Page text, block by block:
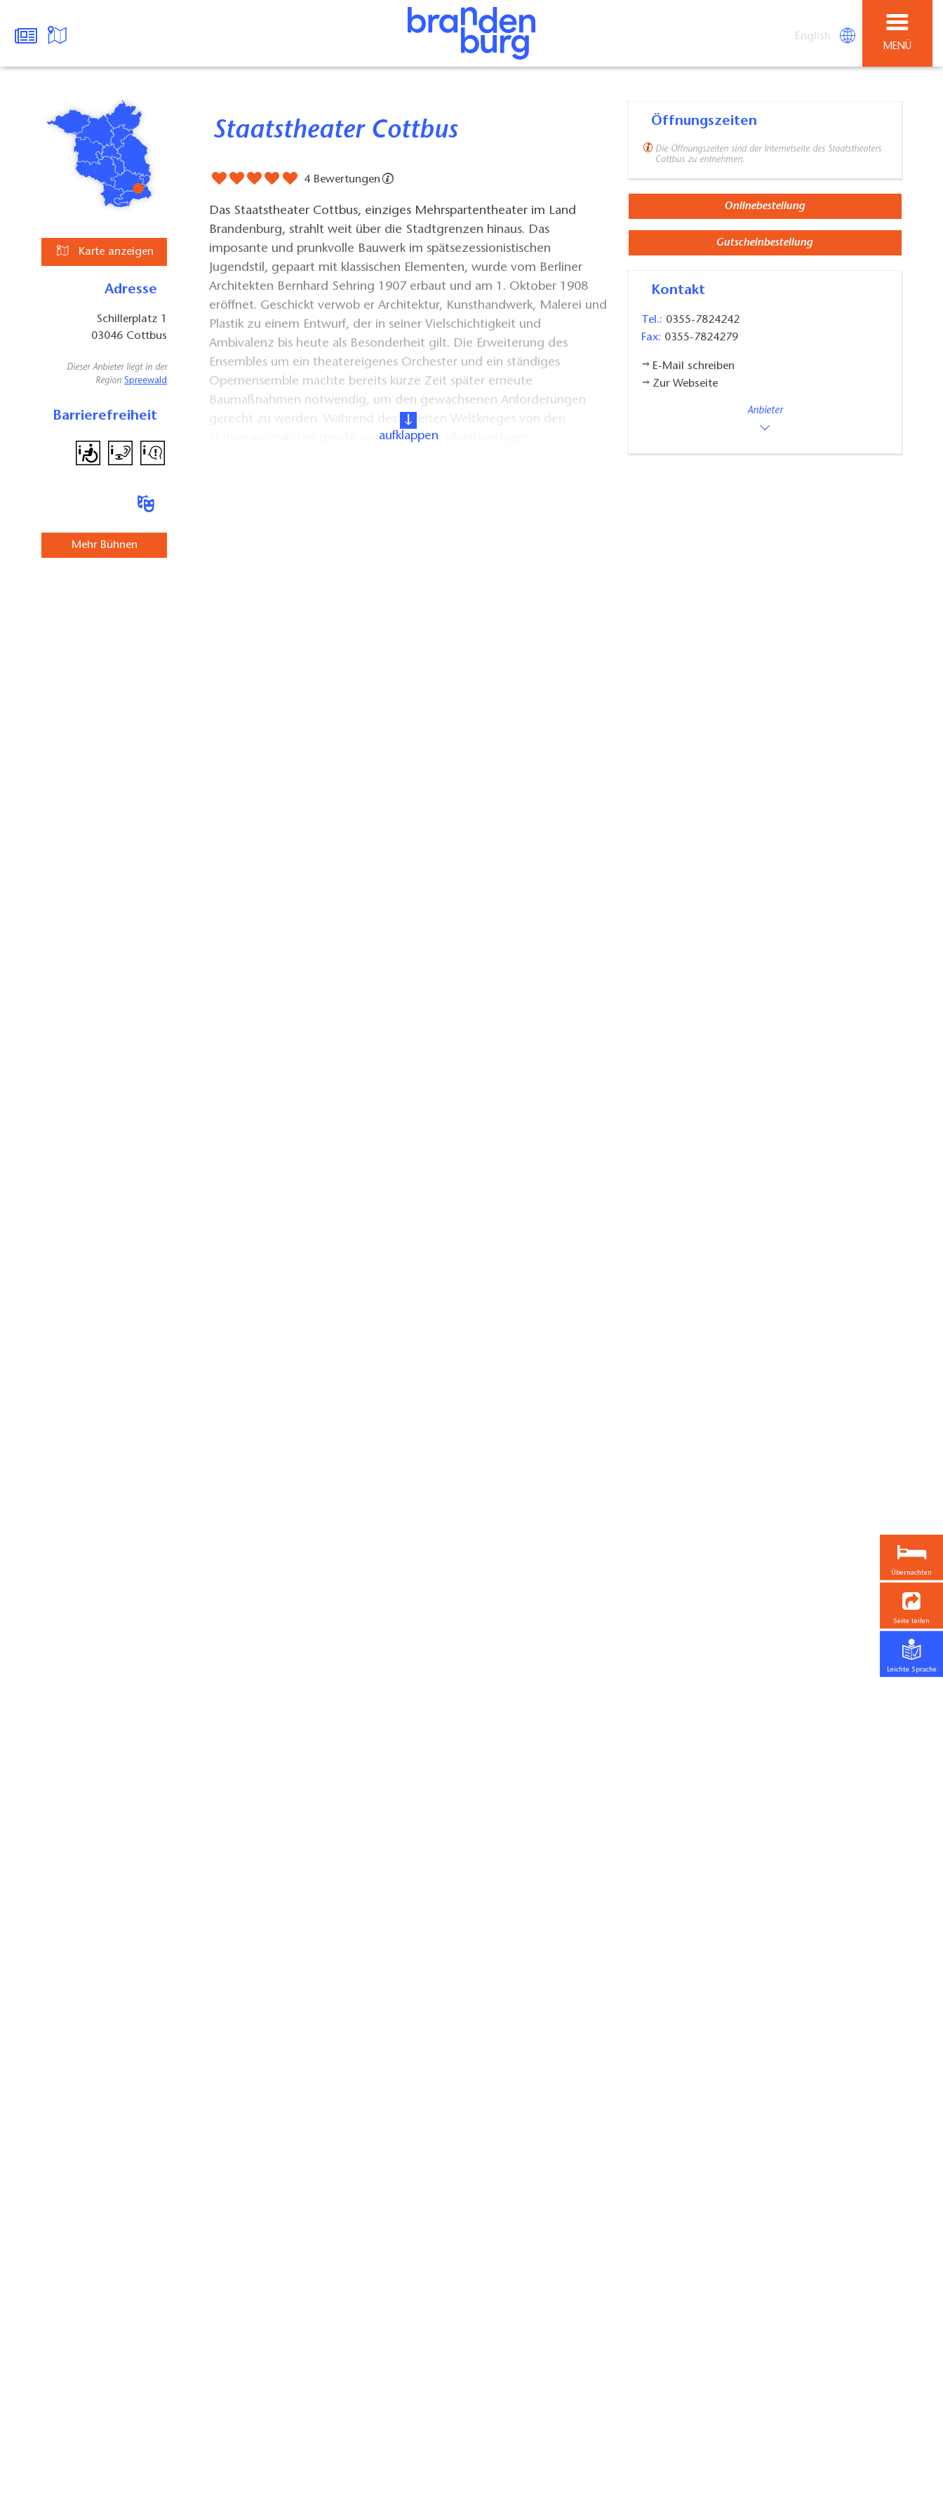
English
MENÜ
Karte anzeigen
Adresse
Schillerplatz 1
03046 Cottbus
Dieser Anbieter liegt in der
RegionSpreewald
Barrierefreiheit
Mehr Bühnen
Staatstheater Cottbus
4 Bewertungen
Das Staatstheater Cottbus, einziges Mehrspartentheater im Land
Brandenburg, strahlt weit über die Stadtgrenzen hinaus. Das
imposante und prunkvolle Bauwerk im spätsezessionistischen
Jugendstil, gepaart mit klassischen Elementen, wurde vom Berliner
Architekten Bernhard Sehring 1907 erbaut und am 1. Oktober 1908
eröffnet. Geschickt verwob er Architektur, Kunsthandwerk, Malerei und
Plastik zu einem Entwurf, der in seiner Vielschichtigkeit und
Ambivalenz bis heute als Besonderheit gilt. Die Erweiterung des
Ensembles um ein theatereigenes Orchester und ein ständiges
Opernensemble machte bereits kurze Zeit später erneute
Baumaßnahmen notwendig, um den gewachsenen Anforderungen
gerecht zu werden. Während des Zweiten Weltkrieges von den
Nationalsozialisten geschlossen und zum Munitionslager
aufklappen
Öffnungszeiten
Die Öffnungszeiten sind der Internetseite des Staatstheaters
Cottbus zu entnehmen.
Onlinebestellung
Gutscheinbestellung
Kontakt
Tel.: 0355-7824242
Fax: 0355-7824279
E-Mail schreiben
Zur Webseite
Anbieter
Übernachten
Seite teilen
Leichte Sprache